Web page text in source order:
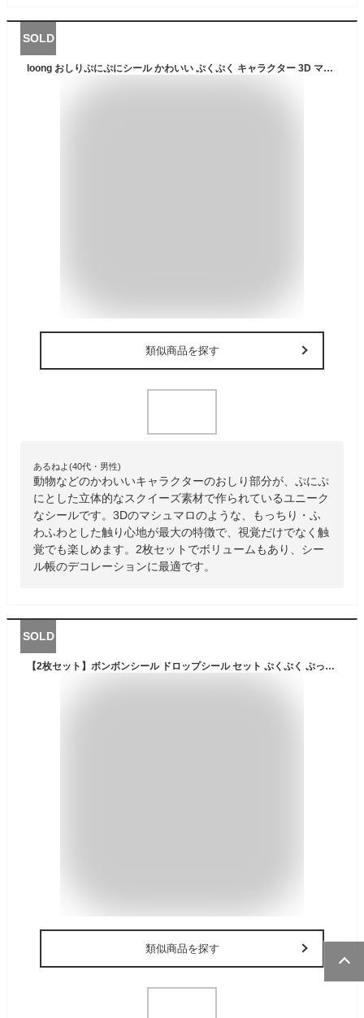
SOLD
loong おしりぷにぷにシール かわいい ぷくぷく キャラクター 3D マシュマロ ふわふわ もちもち もっちりスクイーズ ステッカー シール帳 デコレーション 2セット N
類似商品を探す
あるねよ(40代・男性)
動物などのかわいいキャラクターのおしり部分が、ぷにぷ
にとした立体的なスクイーズ素材で作られているユニーク
なシールです。3Dのマシュマロのような、もっちり・ふ
わふわとした触り心地が最大の特徴で、視覚だけでなく触
覚でも楽しめます。2枚セットでボリュームもあり、シー
ル帳のデコレーションに最適です。
SOLD
【2枚セット】ボンボンシール ドロップシール セット ぷくぷく ぷっくり つやつや キラキラ 3D立体 平成レトロ かわいい ご褒美 女の子 平成女子 男の子 ぷにぷに 交換 (ピンク+ブルー)
類似商品を探す